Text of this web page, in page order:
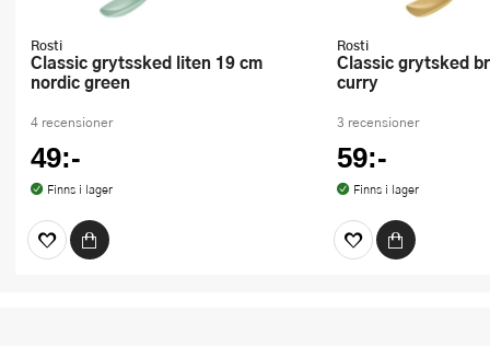
Rosti
Classic grytssked liten 19 cm
nordic green
4 recensioner
49:-
Finns i lager
Rosti
Classic grytsked bred 27,5 cm
curry
3 recensioner
59:-
Finns i lager